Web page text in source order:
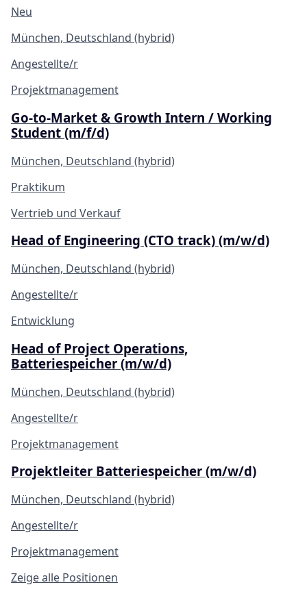
Neu
München, Deutschland (hybrid)
Angestellte/r
Projektmanagement
Go-to-Market & Growth Intern / Working
Student (m/f/d)
München, Deutschland (hybrid)
Praktikum
Vertrieb und Verkauf
Head of Engineering (CTO track) (m/w/d)
München, Deutschland (hybrid)
Angestellte/r
Entwicklung
Head of Project Operations,
Batteriespeicher (m/w/d)
München, Deutschland (hybrid)
Angestellte/r
Projektmanagement
Projektleiter Batteriespeicher (m/w/d)
München, Deutschland (hybrid)
Angestellte/r
Projektmanagement
Zeige alle Positionen